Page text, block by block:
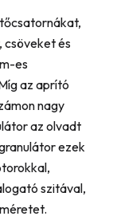
csöveket és
es
az aprító
nagy
az olvadt
ezek
szitával,